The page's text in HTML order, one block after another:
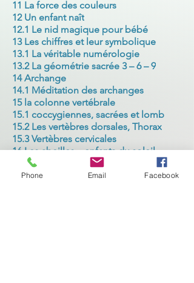
11 La force des couleurs
12 Un enfant naît
12.1 Le nid magique pour bébé
13 Les chiffres et leur symbolique
13.1 La véritable numérologie
13.2 La géométrie sacrée 3 – 6 – 9
14 Archange
14.1 Méditation des archanges
15 la colonne vertébrale
15.1 coccygiennes, sacrées et lomb
15.2 Les vertèbres dorsales, Thorax
15.3 Vertèbres cervicales
16 Les abeilles – enfants du soleil
17 Matrice génétique et énergétique
17.1 Ma vie – Mes programmes
Phone Email Facebook